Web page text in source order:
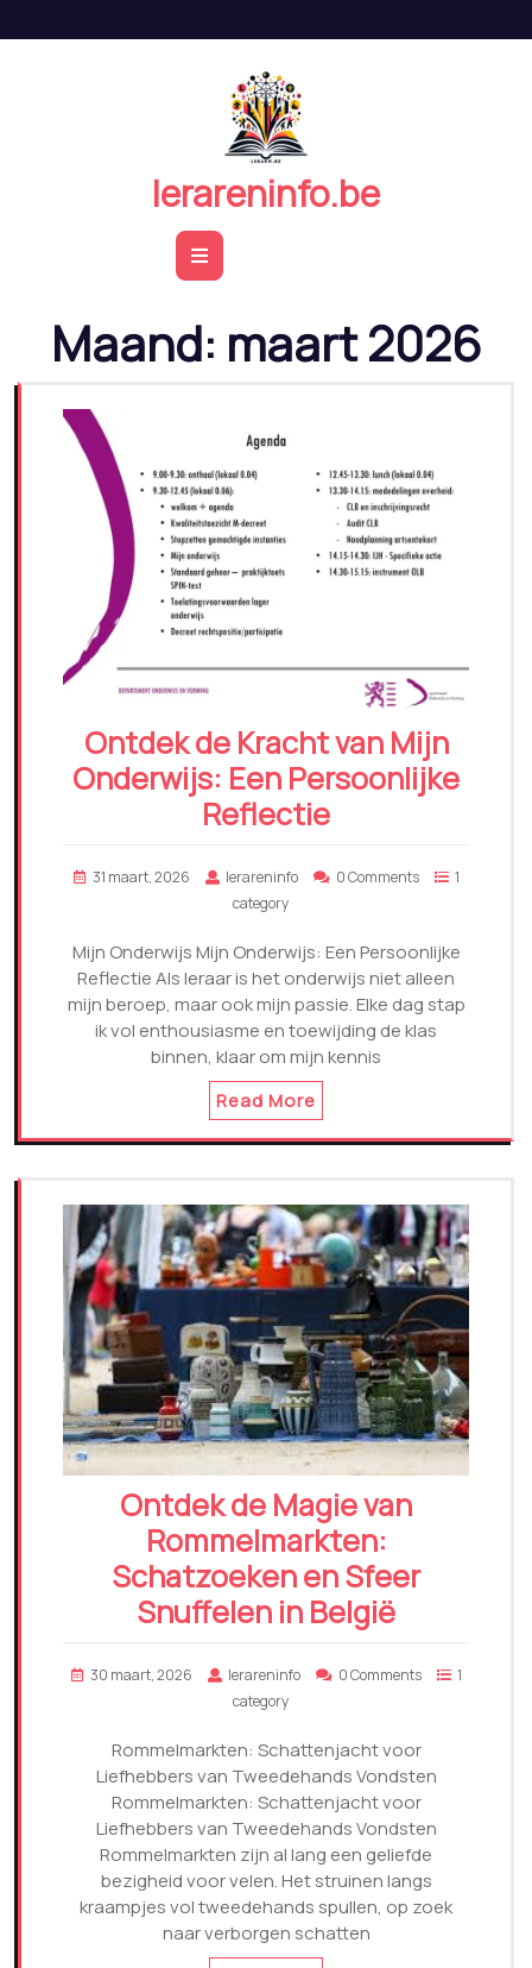
de
lerareninfo.be
Open
Maand: maart 2026
Ontdek de Kracht van Mijn
Onderwijs: Een Persoonlijke
Reflectie
31 maart, 2026 lerareninfo 0 Comments
1
category
Mijn Onderwijs Mijn Onderwijs: Een Persoonlijke
Reflectie Als leraar is het onderwijs niet alleen
mijn beroep, maar ook mijn passie. Elke dag stap
ik vol enthousiasme en toewijding de klas
binnen, klaar om mijn kennis
Read More
Ontdek de Magie van
Rommelmarkten:
Schatzoeken en Sfeer
Snuffelen in België
30 maart, 2026 lerareninfo 0 Comments
1
category
Rommelmarkten: Schattenjacht voor
Liefhebbers van Tweedehands Vondsten
Rommelmarkten: Schattenjacht voor
Liefhebbers van Tweedehands Vondsten
Rommelmarkten zijn al lang een geliefde
bezigheid voor velen. Het struinen langs
kraampjes vol tweedehands spullen, op zoek
naar verborgen schatten